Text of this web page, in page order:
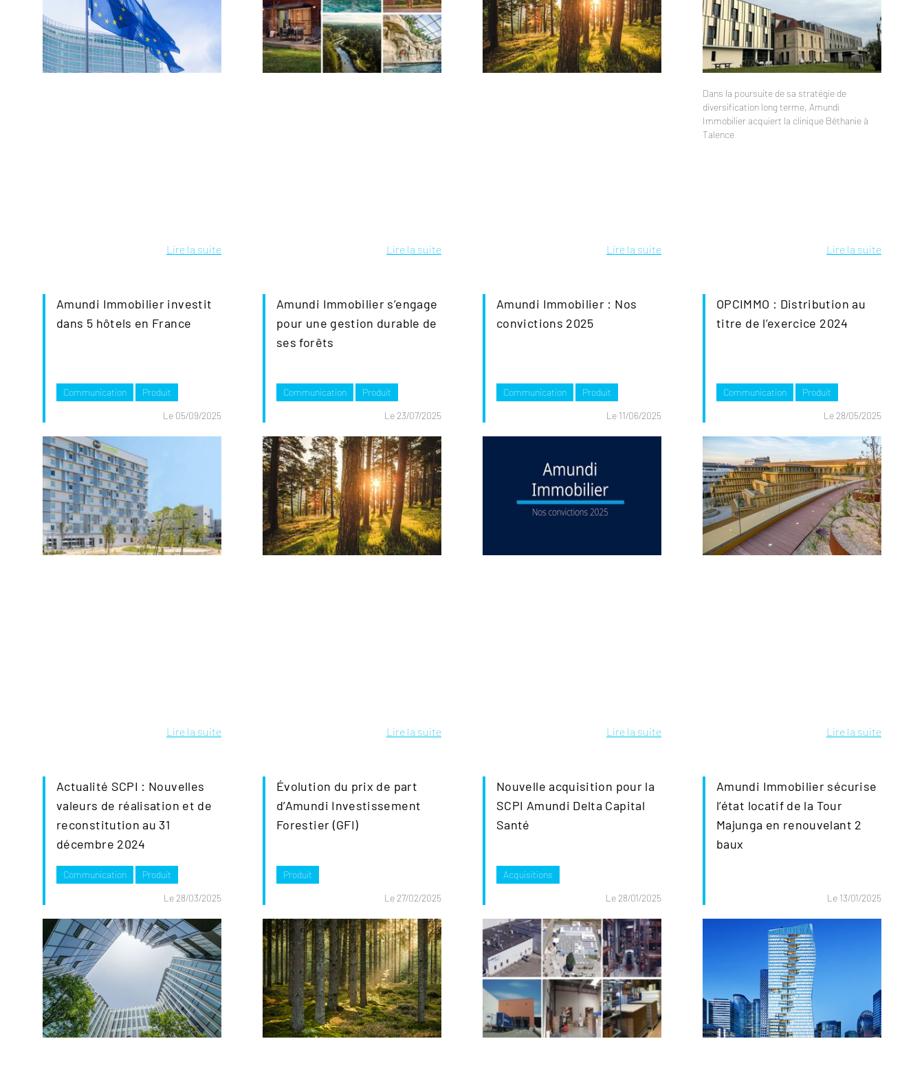
Lire la suite Lire la suite Lire la suite
Dans la poursuite de sa stratégie de
diversification long terme, Amundi
Immobilier acquiert la clinique Béthanie à
Talence
Lire la suite
Amundi Immobilier investit
dans 5 hôtels en France
Communication
Produit
Le 05/09/2025
Lire la suite
Amundi Immobilier s’engage
pour une gestion durable de
ses forêts
Communication
Produit
Le 23/07/2025
Lire la suite
Amundi Immobilier : Nos
convictions 2025
Communication
Produit
Le 11/06/2025
Lire la suite
OPCIMMO : Distribution au
titre de l’exercice 2024
Communication
Produit
Le 28/05/2025
Lire la suite
Actualité SCPI : Nouvelles
valeurs de réalisation et de
reconstitution au 31
décembre 2024
Communication
Produit
Le 28/03/2025
Évolution du prix de part
d’Amundi Investissement
Forestier (GFI)
Produit
Le 27/02/2025
Nouvelle acquisition pour la
SCPI Amundi Delta Capital
Santé
Acquisitions
Le 28/01/2025
Amundi Immobilier sécurise
l’état locatif de la Tour
Majunga en renouvelant 2
baux
Le 13/01/2025